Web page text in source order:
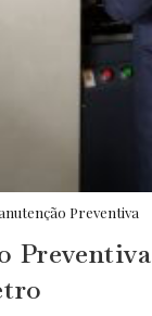
Preventiva
Preventiva